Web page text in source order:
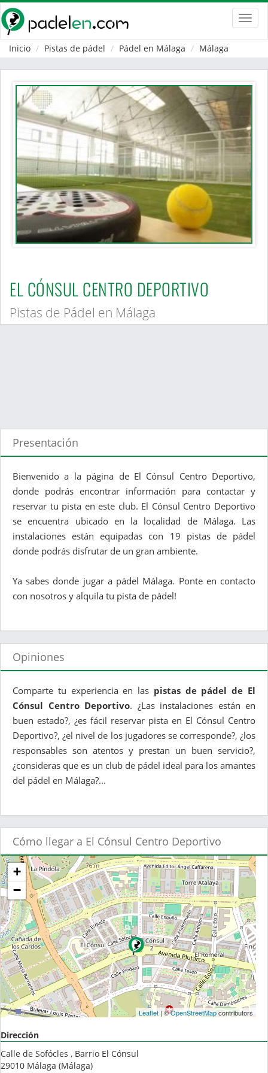
Inicio
Pistas de pádel Pádel en Málaga Málaga
EL CÓNSUL CENTRO DEPORTIVO
Pistas de Pádel en Málaga
Presentación
Bienvenido a la página de El Cónsul Centro Deportivo,
donde podrás encontrar información para contactar y
reservar tu pista en este club. El Cónsul Centro Deportivo
se encuentra ubicado en la localidad de Málaga. Las
instalaciones están equipadas con 19 pistas de pádel
donde podrás disfrutar de un gran ambiente.
Ya sabes donde jugar a pádel Málaga. Ponte en contacto
con nosotros y alquila tu pista de pádel!
Opiniones
Comparte tu experiencia en las pistas de pádel de El
Cónsul Centro Deportivo. ¿Las instalaciones están en
buen estado?, ¿es fácil reservar pista en El Cónsul Centro
Deportivo?, ¿el nivel de los jugadores se corresponde?, ¿los
responsables son atentos y prestan un buen servicio?,
¿consideras que es un club de pádel ideal para los amantes
del pádel en Málaga?...
Cómo llegar a El Cónsul Centro Deportivo
+
−
Leaflet| ©OpenStreetMapcontributors
Dirección
Calle de Sofócles , Barrio El Cónsul
29010 Málaga (Málaga)